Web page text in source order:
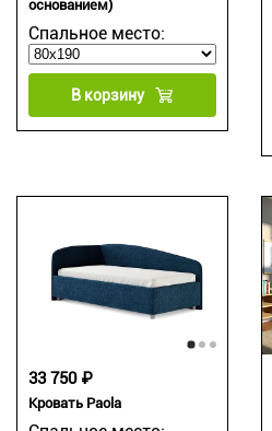
основанием)
Спальное место:
В корзину
Кровать Paola
33 750 ₽